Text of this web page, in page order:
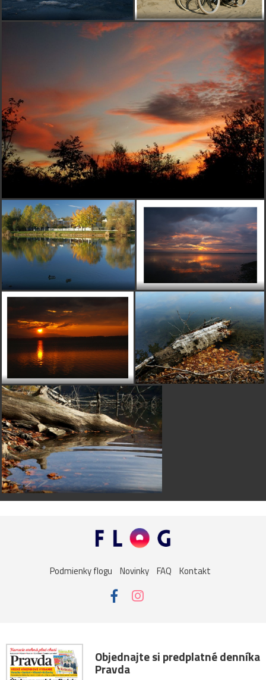
duzopred 11 rokmi
Páči sa nám.
Podmienky flogu Novinky FAQ Kontakt
Objednajte si predplatné denníka
Pravda